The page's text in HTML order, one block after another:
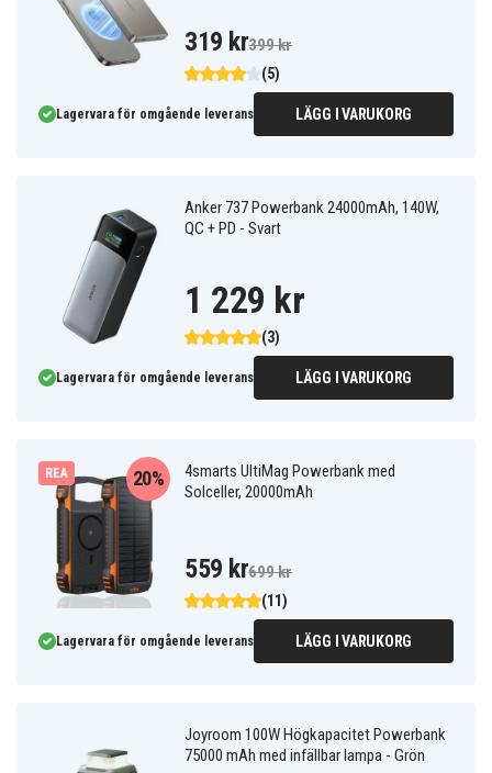
(5)
319 kr399 kr
Lagervara för omgående leverans LÄGG I VARUKORG
Anker 737 Powerbank 24000mAh, 140W,
QC + PD - Svart
(3)
1 229 kr
Lagervara för omgående leverans LÄGG I VARUKORG
REA
4smarts UltiMag Powerbank med
Solceller, 20000mAh
(11)
20%
559 kr699 kr
Lagervara för omgående leverans LÄGG I VARUKORG
Joyroom 100W Högkapacitet Powerbank
75000 mAh med infällbar lampa - Grön